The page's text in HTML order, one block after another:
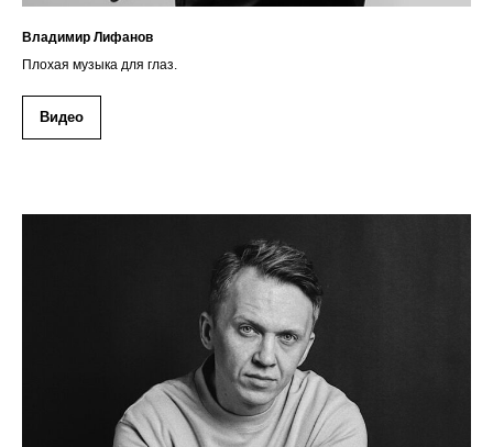
Владимир Лифанов
Плохая музыка для глаз.
Видео